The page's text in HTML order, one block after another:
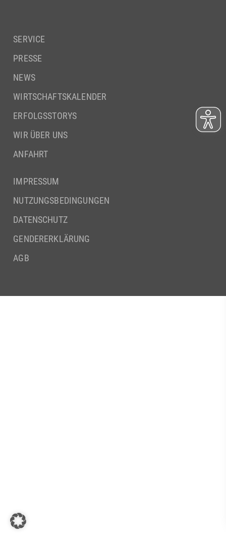
SERVICE
PRESSE
NEWS
WIRTSCHAFTSKALENDER
ERFOLGSSTORYS
WIR ÜBER UNS
ANFAHRT
IMPRESSUM
NUTZUNGSBEDINGUNGEN
DATENSCHUTZ
GENDERERKLÄRUNG
AGB